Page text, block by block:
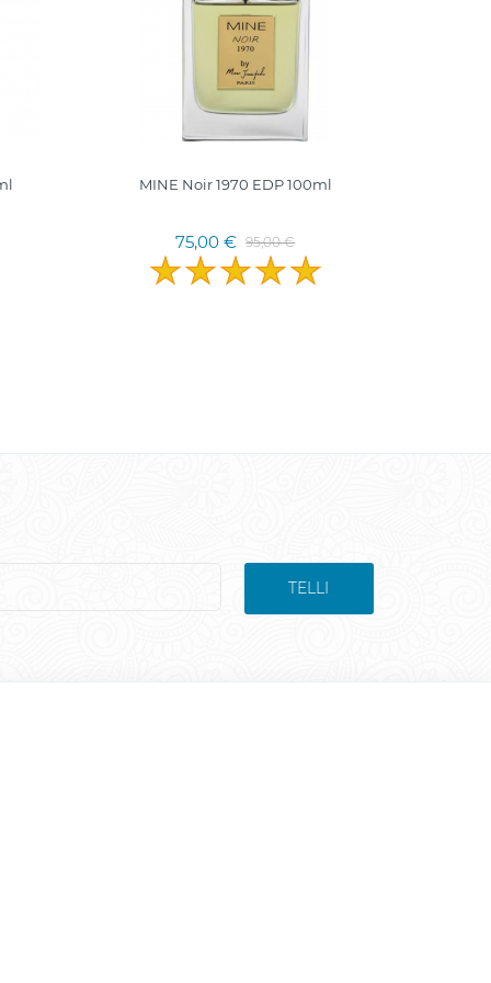
MINE Noir 1970 EDP 100ml
75,00 € 95,00 €
TELLI